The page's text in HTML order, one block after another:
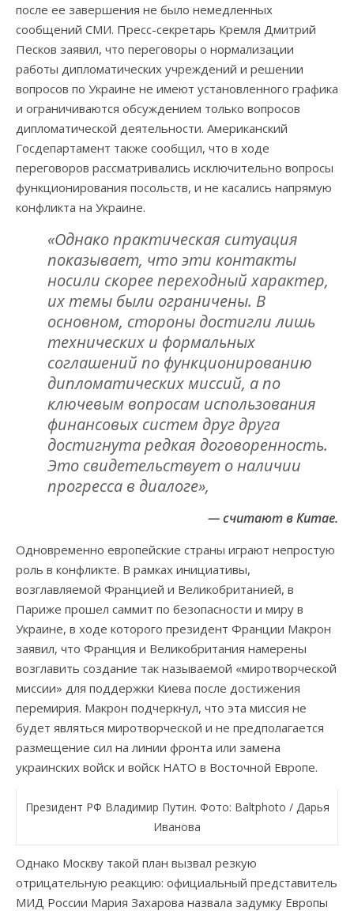
после ее завершения не было немедленных
сообщений СМИ. Пресс-секретарь Кремля Дмитрий
Песков заявил, что переговоры о нормализации
работы дипломатических учреждений и решении
вопросов по Украине не имеют установленного графика
и ограничиваются обсуждением только вопросов
дипломатической деятельности. Американский
Госдепартамент также сообщил, что в ходе
переговоров рассматривались исключительно вопросы
функционирования посольств, и не касались напрямую
конфликта на Украине.
«Однако практическая ситуация
показывает, что эти контакты
носили скорее переходный характер,
их темы были ограничены. В
основном, стороны достигли лишь
технических и формальных
соглашений по функционированию
дипломатических миссий, а по
ключевым вопросам использования
финансовых систем друг друга
достигнута редкая договоренность.
Это свидетельствует о наличии
прогресса в диалоге»,
— считают в Китае.
Одновременно европейские страны играют непростую
роль в конфликте. В рамках инициативы,
возглавляемой Францией и Великобританией, в
Париже прошел саммит по безопасности и миру в
Украине, в ходе которого президент Франции Макрон
заявил, что Франция и Великобритания намерены
возглавить создание так называемой «миротворческой
миссии» для поддержки Киева после достижения
перемирия. Макрон подчеркнул, что эта миссия не
будет являться миротворческой и не предполагается
размещение сил на линии фронта или замена
украинских войск и войск НАТО в Восточной Европе.
Президент РФ Владимир Путин. Фото: Baltphоto / Дарья
Иванова
Однако Москву такой план вызвал резкую
отрицательную реакцию: официальный представитель
МИД России Мария Захарова назвала задумку Европы